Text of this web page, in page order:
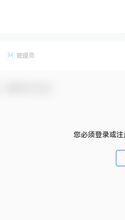
M 管理员
您必须登录或